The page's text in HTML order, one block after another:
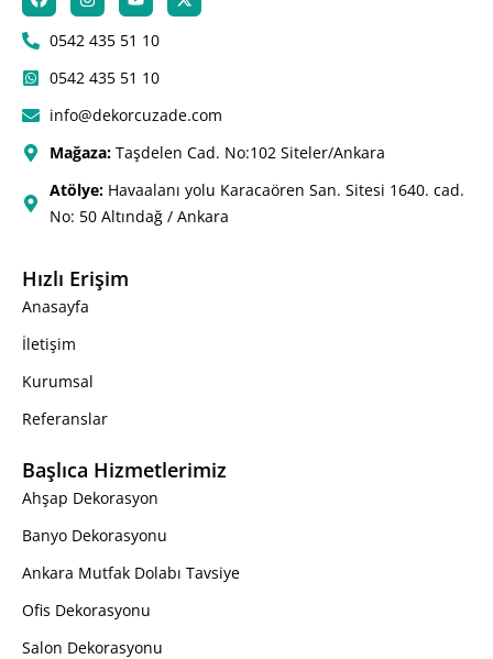
0542 435 51 10
0542 435 51 10
info@dekorcuzade.com
Mağaza: Taşdelen Cad. No:102 Siteler/Ankara
Atölye: Havaalanı yolu Karacaören San. Sitesi 1640. cad.
No: 50 Altındağ / Ankara
Hızlı Erişim
Anasayfa
İletişim
Kurumsal
Referanslar
Başlıca Hizmetlerimiz
Ahşap Dekorasyon
Banyo Dekorasyonu
Ankara Mutfak Dolabı Tavsiye
Ofis Dekorasyonu
Salon Dekorasyonu